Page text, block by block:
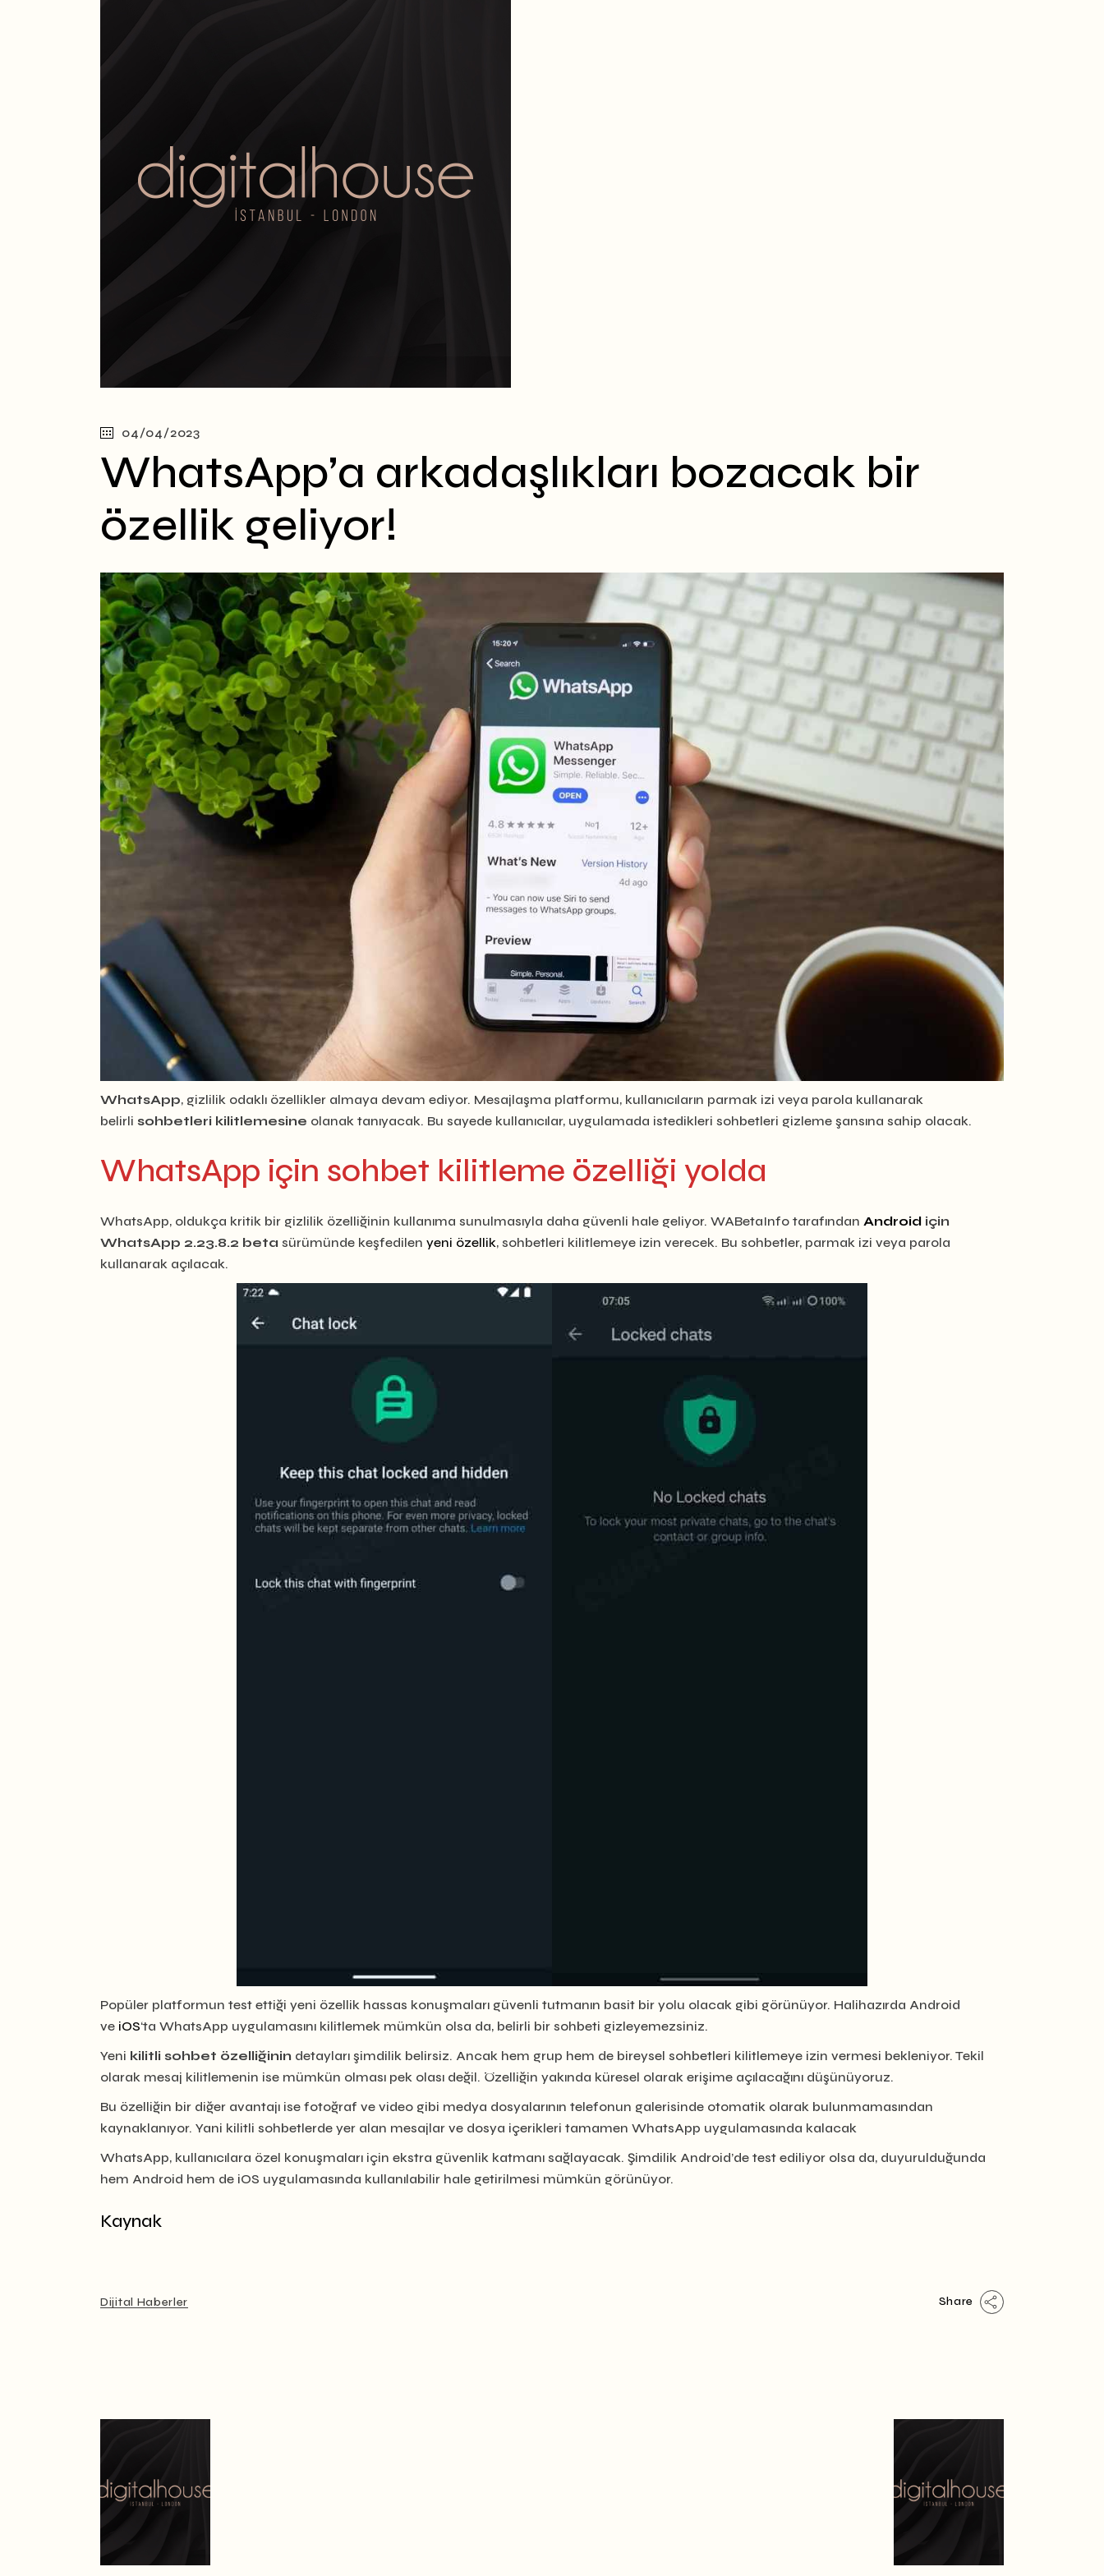
04/04/2023
WhatsApp’a arkadaşlıkları bozacak bir
özellik geliyor!
WhatsApp, gizlilik odaklı özellikler almaya devam ediyor. Mesajlaşma platformu, kullanıcıların parmak izi veya parola kullanarak
belirli sohbetleri kilitlemesine olanak tanıyacak. Bu sayede kullanıcılar, uygulamada istedikleri sohbetleri gizleme şansına sahip olacak.
WhatsApp için sohbet kilitleme özelliği yolda
WhatsApp, oldukça kritik bir gizlilik özelliğinin kullanıma sunulmasıyla daha güvenli hale geliyor. WABetaInfo tarafından Android için
WhatsApp 2.23.8.2 beta sürümünde keşfedilen yeni özellik, sohbetleri kilitlemeye izin verecek. Bu sohbetler, parmak izi veya parola
kullanarak açılacak.
Popüler platformun test ettiği yeni özellik hassas konuşmaları güvenli tutmanın basit bir yolu olacak gibi görünüyor. Halihazırda Android
ve iOS‘ta WhatsApp uygulamasını kilitlemek mümkün olsa da, belirli bir sohbeti gizleyemezsiniz.
Yeni kilitli sohbet özelliğinin detayları şimdilik belirsiz. Ancak hem grup hem de bireysel sohbetleri kilitlemeye izin vermesi bekleniyor. Tekil
olarak mesaj kilitlemenin ise mümkün olması pek olası değil. Özelliğin yakında küresel olarak erişime açılacağını düşünüyoruz.
Bu özelliğin bir diğer avantajı ise fotoğraf ve video gibi medya dosyalarının telefonun galerisinde otomatik olarak bulunmamasından
kaynaklanıyor. Yani kilitli sohbetlerde yer alan mesajlar ve dosya içerikleri tamamen WhatsApp uygulamasında kalacak
WhatsApp, kullanıcılara özel konuşmaları için ekstra güvenlik katmanı sağlayacak. Şimdilik Android’de test ediliyor olsa da, duyurulduğunda
hem Android hem de iOS uygulamasında kullanılabilir hale getirilmesi mümkün görünüyor.
Kaynak
Dijital Haberler Share